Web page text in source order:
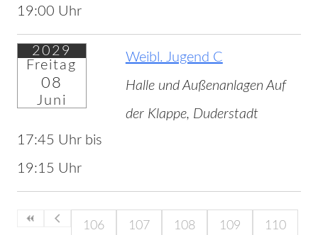
19:00 Uhr
2029
Freitag
08
Juni
17:45 Uhr bis
19:15 Uhr
Weibl. Jugend C
Halle und Außenanlagen Auf
der Klappe, Duderstadt
106 107 108 109 110